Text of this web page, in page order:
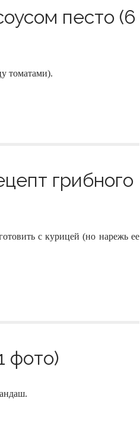
песто (6
томатами).
грибного
с курицей (но нарежь ее
фото)